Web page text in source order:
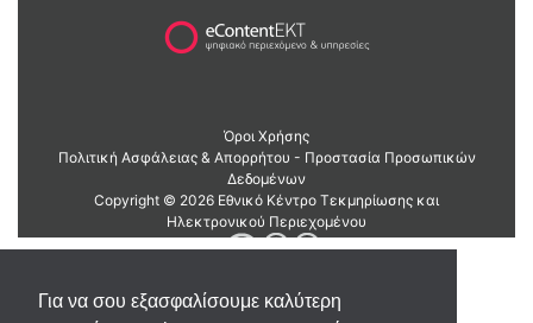
Για να σου εξασφαλίσουμε καλύτερη